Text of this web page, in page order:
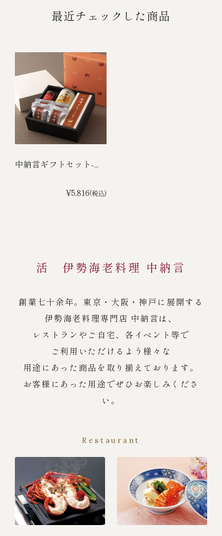
最近チェックした商品
中納言ギフトセット-...
¥5,816(税込)
活 伊勢海老料理 中納言
創業七十余年。東京・大阪・神戸に展開する
伊勢海老料理専門店 中納言は、
レストランやご自宅、各イベント等で
ご利用いただけるよう様々な
用途にあった商品を取り揃えております。
お客様にあった用途でぜひお楽しみくださ
い。
Restaurant